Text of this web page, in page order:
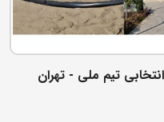
تیم ملی - تهران